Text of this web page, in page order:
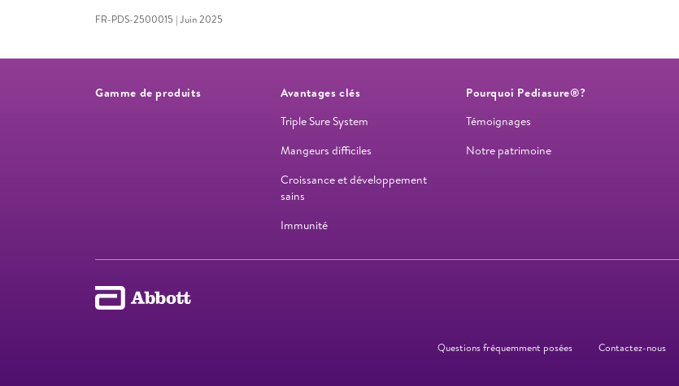
FR-PDS-2500015 | Juin 2025
Gamme de produits
Avantages clés
Triple Sure System
Mangeurs difficiles
Croissance et développement
sains
Immunité
Pourquoi Pediasure®?
Témoignages
Notre patrimoine
Questions fréquemment posées Contactez-nous